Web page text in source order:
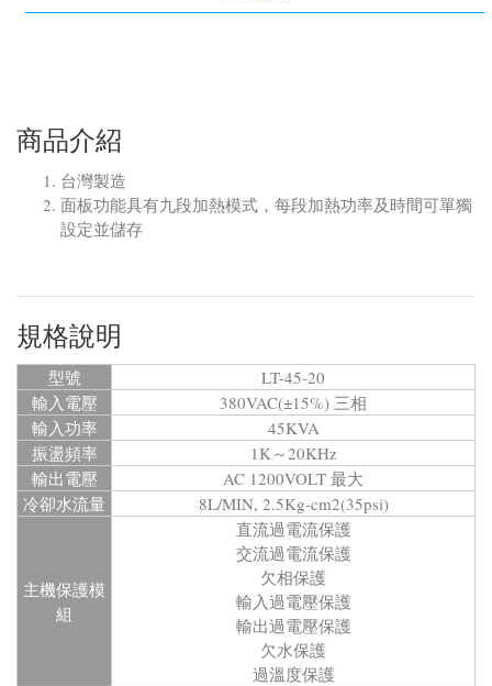
商品介紹
台灣製造
面板功能具有九段加熱模式，每段加熱功率及時間可單獨
設定並儲存
規格說明
型號
LT-45-20
輸入電壓
380VAC(±15%) 三相
輸入功率
45KVA
振盪頻率
1K～20KHz
輸出電壓
AC 1200VOLT 最大
冷卻水流量
8L/MIN, 2.5Kg-cm2(35psi)
主機保護模
組
直流過電流保護
交流過電流保護
欠相保護
輸入過電壓保護
輸出過電壓保護
欠水保護
過溫度保護